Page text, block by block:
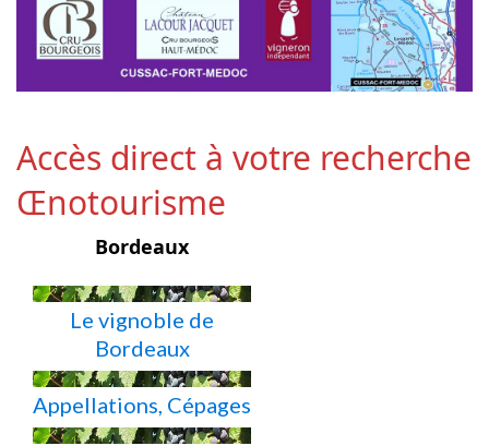
Accès direct à votre recherche
Œnotourisme
Bordeaux
Le vignoble de
Bordeaux
Appellations, Cépages